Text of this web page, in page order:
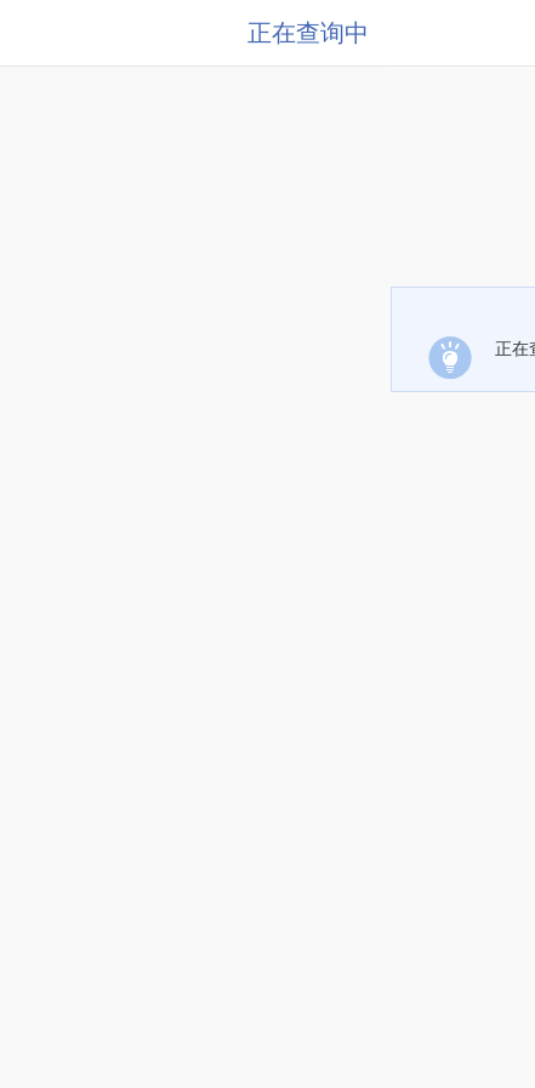
正在查询中
正在